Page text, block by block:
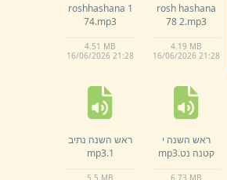
rosh hashana
78 2.mp3
4.19 MB
16/06/2026 21:28
roshhashana 1
74.mp3
4.51 MB
16/06/2026 21:28
ראש השנה י
קטנה נט.mp3
6. 73 MB
ראש השנה נתיב
1.
mp3
5. 5 MB